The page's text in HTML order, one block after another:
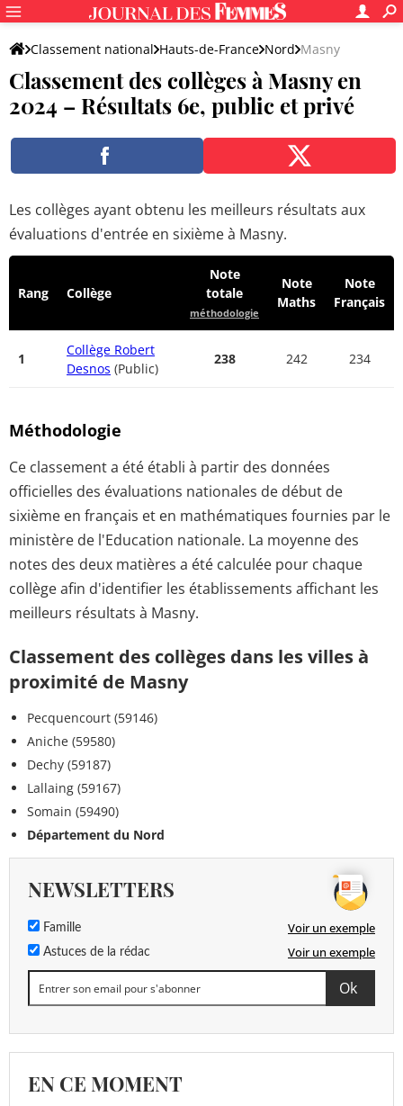
Classement national Hauts-de-France Nord Masny
Classement des collèges à Masny en
2024 – Résultats 6e, public et privé
Les collèges ayant obtenu les meilleurs résultats aux
évaluations d'entrée en sixième à Masny.
Rang Collège
Note
totale
méthodologie
Note
Maths
Note
Français
1
Collège Robert
Desnos (Public)
238 242 234
Méthodologie
Ce classement a été établi à partir des données
officielles des évaluations nationales de début de
sixième en français et en mathématiques fournies par le
ministère de l'Education nationale. La moyenne des
notes des deux matières a été calculée pour chaque
collège afin d'identifier les établissements affichant les
meilleurs résultats à Masny.
Classement des collèges dans les villes à
proximité de Masny
Pecquencourt (59146)
Aniche (59580)
Dechy (59187)
Lallaing (59167)
Somain (59490)
Département du Nord
NEWSLETTERS
Famille Voir un exemple
Astuces de la rédac Voir un exemple
EN CE MOMENT